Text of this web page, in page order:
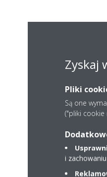
Zyskaj
Pliki
Są one
("pliki cookie
i